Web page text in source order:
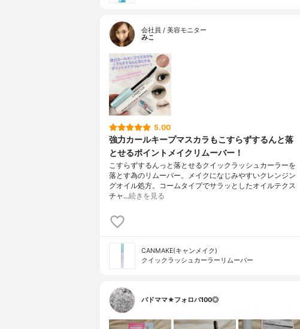
会社員 / 美容モニター
みこ
5.00
強力カールキープマスカラもこすらずするんと落
とせるポイントメイクリムーバー！
こすらずするんっと落とせるクイックラッシュカーラーを
落とす為のリムーバー。メイクになじみやすいクレンジン
グオイル処方。コームタイプでサラッとしたオイルテクス
チャ…続きを見る
CANMAKE(キャンメイク)
クイックラッシュカーラーリムーバー
バドママ★フォロバ100◎